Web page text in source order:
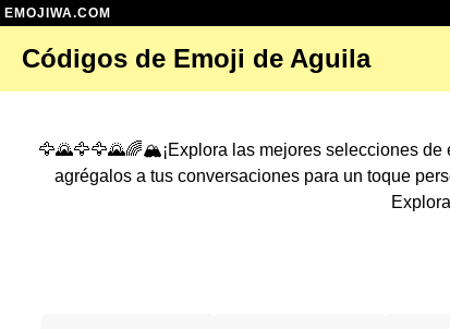
EMOJIWA.COM
Códigos de Emoji de Aguila
🦅🌄🦅🦅🌄🌈🏔️¡Explora las mejores selecciones
agrégalos a tus conversaciones para un toque